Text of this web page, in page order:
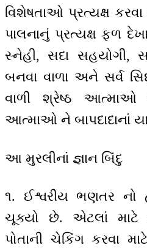
વિશેષતાઓ પ્રત્યક્ષ કરવા
પાલનાનું પ્રત્યક્ષ ફળ
સ્નેહી, સદા સહયોગી,
બનવા વાળા અને સર્વ
વાળી શ્રેષ્ઠ આત્માઓ
આત્માઓ ને બાપદાદાનાં
આ મુરલીનાં જ્ઞાન બિંદુ
૧. ઈશ્વરીય ભણતર
ચૂક્યો છે. એટલાં માટે
પોતાની ચેકિંગ કરવા